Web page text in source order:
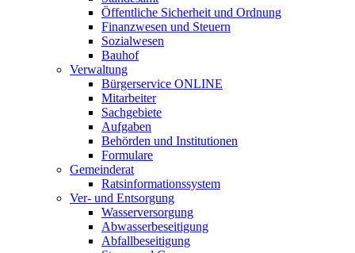
Öffentliche Sicherheit und Ordnung
Finanzwesen und Steuern
Sozialwesen
Bauhof
Verwaltung
Bürgerservice ONLINE
Mitarbeiter
Sachgebiete
Aufgaben
Behörden und Institutionen
Formulare
Gemeinderat
Ratsinformationssystem
Ver- und Entsorgung
Wasserversorgung
Abwasserbeseitigung
Abfallbeseitigung